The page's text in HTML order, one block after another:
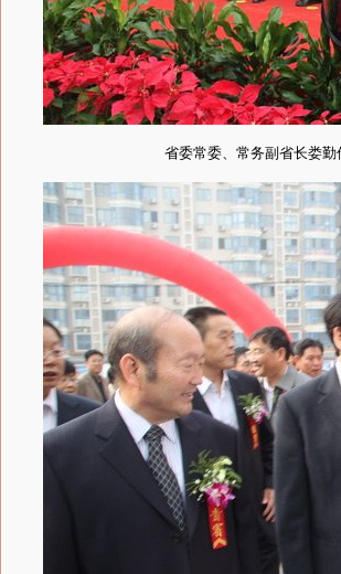
省委常委、常务副省长娄勤俭等